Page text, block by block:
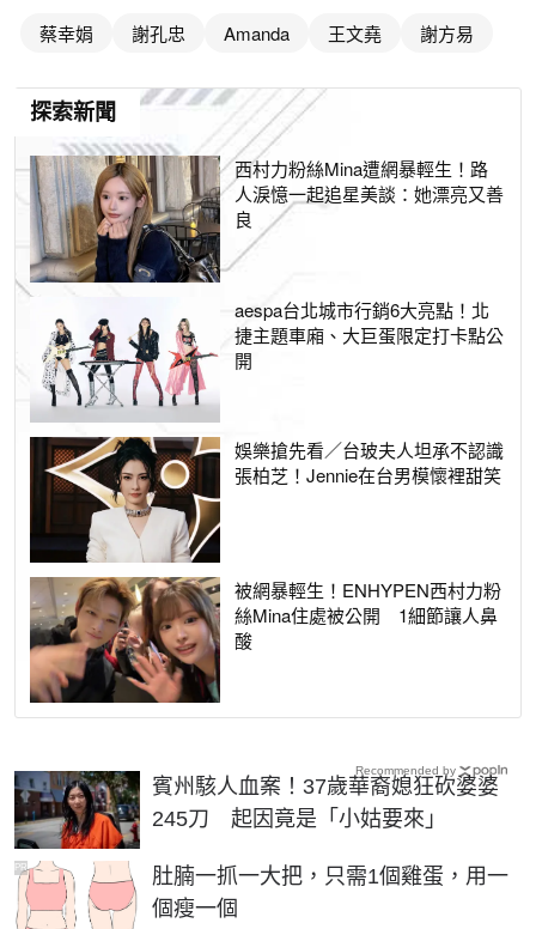
蔡幸娟 謝孔忠 Amanda 王文堯 謝方易
探索新聞
西村力粉絲Mina遭網暴輕生！路
人淚憶一起追星美談：她漂亮又善
良
aespa台北城市行銷6大亮點！北
捷主題車廂、大巨蛋限定打卡點公
開
娛樂搶先看／台玻夫人坦承不認識
張柏芝！Jennie在台男模懷裡甜笑
被網暴輕生！ENHYPEN西村力粉
絲Mina住處被公開 1細節讓人鼻
酸
賓州駭人血案！37歲華裔媳狂砍婆婆
245刀 起因竟是「小姑要來」
肚腩一抓一大把，只需1個雞蛋，用一
個瘦一個
PR
Recommended by